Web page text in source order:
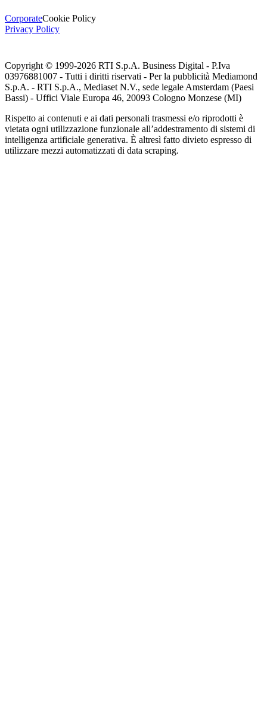
CorporateCookie Policy
Privacy Policy
Copyright © 1999-2026 RTI S.p.A. Business Digital - P.Iva
03976881007 - Tutti i diritti riservati - Per la pubblicità Mediamond
S.p.A. - RTI S.p.A., Mediaset N.V., sede legale Amsterdam (Paesi
Bassi) - Uffici Viale Europa 46, 20093 Cologno Monzese (MI)
Rispetto ai contenuti e ai dati personali trasmessi e/o riprodotti è
vietata ogni utilizzazione funzionale all’addestramento di sistemi di
intelligenza artificiale generativa. È altresì fatto divieto espresso di
utilizzare mezzi automatizzati di data scraping.